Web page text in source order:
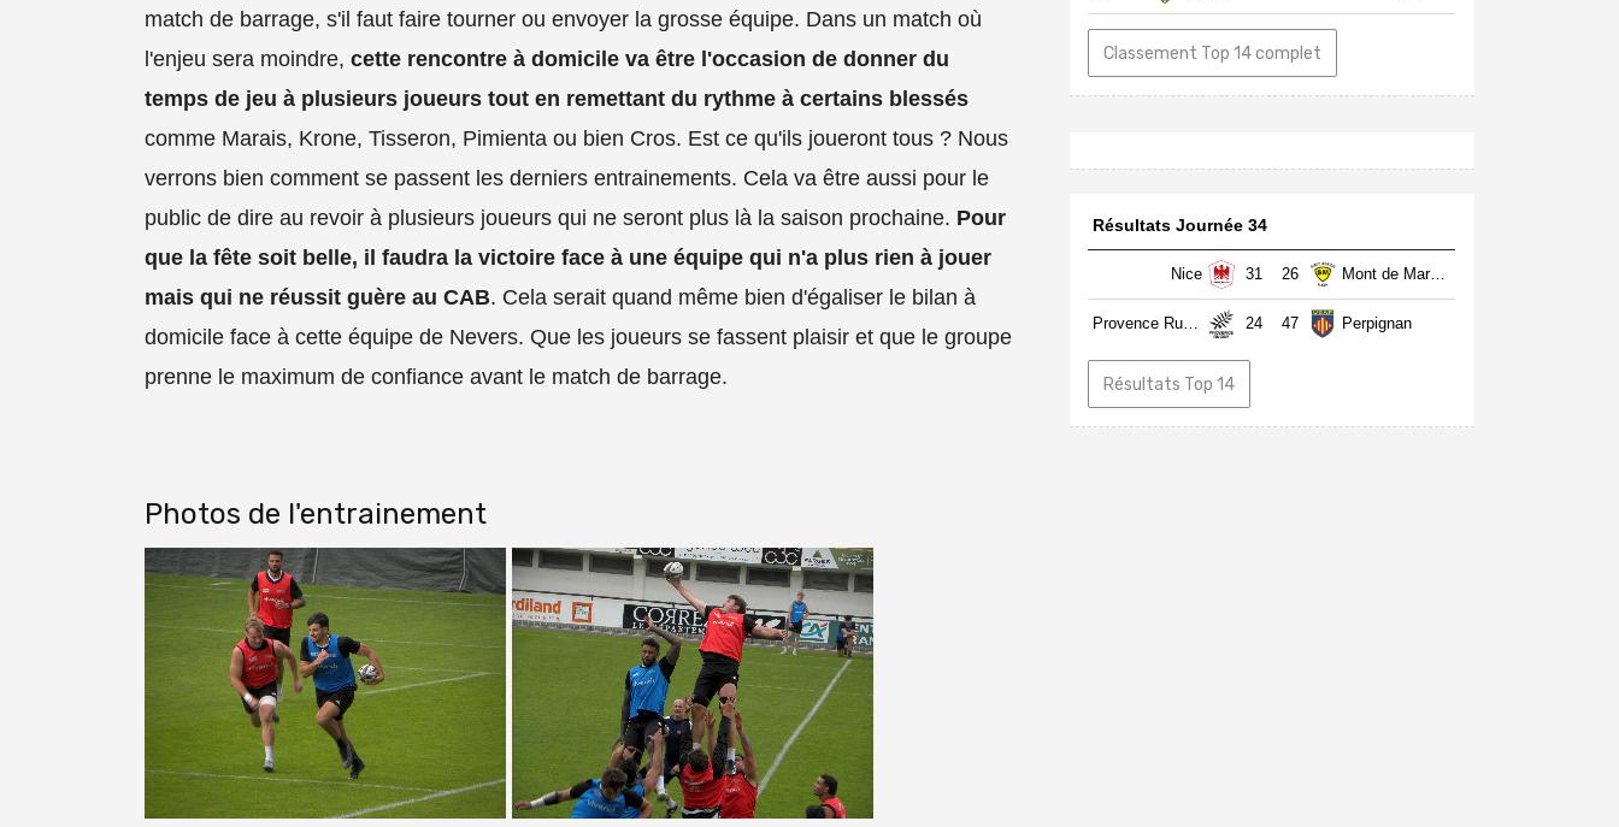
match de barrage, s'il faut faire tourner ou envoyer la grosse équipe. Dans un match où
l'enjeu sera moindre, cette rencontre à domicile va être l'occasion de donner du
temps de jeu à plusieurs joueurs tout en remettant du rythme à certains blessés
comme Marais, Krone, Tisseron, Pimienta ou bien Cros. Est ce qu'ils joueront tous ? Nous
verrons bien comment se passent les derniers entrainements. Cela va être aussi pour le
public de dire au revoir à plusieurs joueurs qui ne seront plus là la saison prochaine. Pour
que la fête soit belle, il faudra la victoire face à une équipe qui n'a plus rien à jouer
mais qui ne réussit guère au CAB. Cela serait quand même bien d'égaliser le bilan à
domicile face à cette équipe de Nevers. Que les joueurs se fassent plaisir et que le groupe
prenne le maximum de confiance avant le match de barrage.
Photos de l'entrainement
Classement Top 14 complet
Résultats Journée 34
Nice 31 26 Mont de Marsan
24 47 Perpignan
Résultats Top 14